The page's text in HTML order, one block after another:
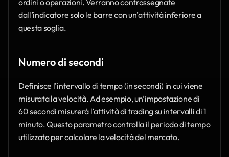
dall’indicatore solo le barre con un’attività inferiore a
questa soglia.
Numero di secondi
Definisce l’intervallo di tempo (in secondi) in cui viene
misurata la velocità. Ad esempio, un’impostazione di
60 secondi misurerà l’attività di trading su intervalli di 1
minuto. Questo parametro controlla il periodo di tempo
utilizzato per calcolare la velocità del mercato.